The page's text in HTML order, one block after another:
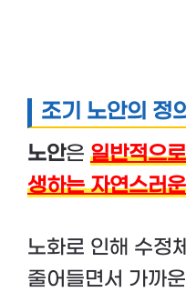
조기 노안의 정
노안은 일반적으
생하는 자연스러
노화로 인해 수정
줄어들면서 가까